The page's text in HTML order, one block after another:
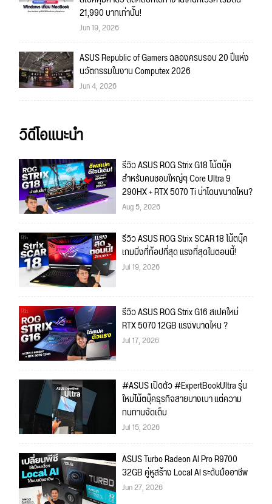
21,990 บาทเท่านั้น!
Jun 19, 2026
ASUS Republic of Gamers ฉลองครบรอบ 20 ปีแห่ง
นวัตกรรมในงาน Computex 2026
Jun 4, 2026
วิดีโอแนะนำ
รีวิว ASUS ROG Strix G18 โน้ตบุ๊ค
สำหรับคนชอบใหญ่ๆ Core Ultra 9
290HX + RTX 5070 Ti น่าโดนขนาดไหน?
Aug 5, 2026
รีวิว ASUS ROG Strix SCAR 18 โน้ตบุ๊ค
เกมมิ่งที่ท้อปที่สุด แรงที่สุดในตอนนี้!
Jul 19, 2026
รีวิว ASUS ROG Strix G16 สเปคใหม่
RTX 5070 12GB แรงขนาดไหน ?
Jul 17, 2026
#ASUS เปิดตัว #ExpertBookUltra รุ่น
ใหม่โน้ตบุ๊คธุรกิจสายบางเบา แต่ความ
ทนทานจัดเต็ม
Jul 15, 2026
ASUS Turbo Radeon AI Pro R9700
32GB คู่หูสร้าง Local AI ระดับมืออาชีพ
Jun 27, 2026